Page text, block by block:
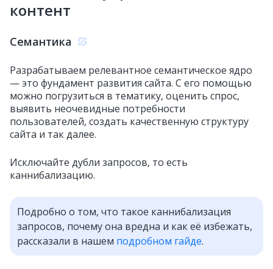
контент
Семантика
Разрабатываем релевантное семантическое ядро
— это фундамент развития сайта. С его помощью
можно погрузиться в тематику, оценить спрос,
выявить неочевидные потребности
пользователей, создать качественную структуру
сайта и так далее.
Исключайте дубли запросов, то есть
каннибализацию.
Подробно о том, что такое каннибализация
запросов, почему она вредна и как её избежать,
рассказали в нашем подробном гайде.